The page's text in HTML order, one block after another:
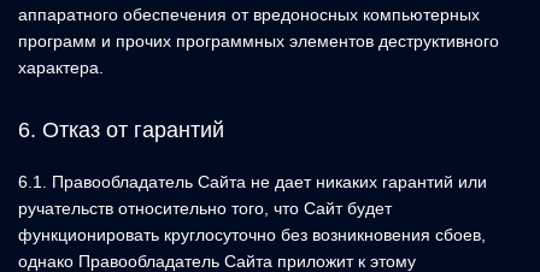
аппаратного обеспечения от вредоносных компьютерных
программ и прочих программных элементов деструктивного
характера.
6. Отказ от гарантий
6.1. Правообладатель Сайта не дает никаких гарантий или
ручательств относительно того, что Сайт будет
функционировать круглосуточно без возникновения сбоев,
однако Правообладатель Сайта приложит к этому